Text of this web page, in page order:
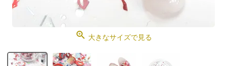
大きなサイズで見る